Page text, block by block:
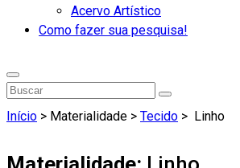
Acervo Artístico
Como fazer sua pesquisa!
Início > Materialidade > Tecido > Linho